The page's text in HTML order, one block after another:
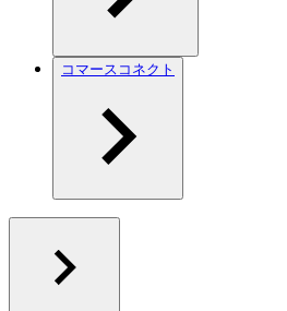
コマースコネクト